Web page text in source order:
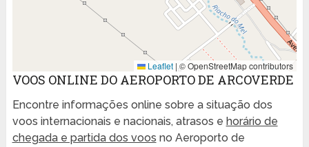
Leaflet |© OpenStreetMap contributors
VOOS ONLINE DO AEROPORTO DE ARCOVERDE
Encontre informações online sobre a situação dos
voos internacionais e nacionais, atrasos e horário de
chegada e partida dos voos no Aeroporto de